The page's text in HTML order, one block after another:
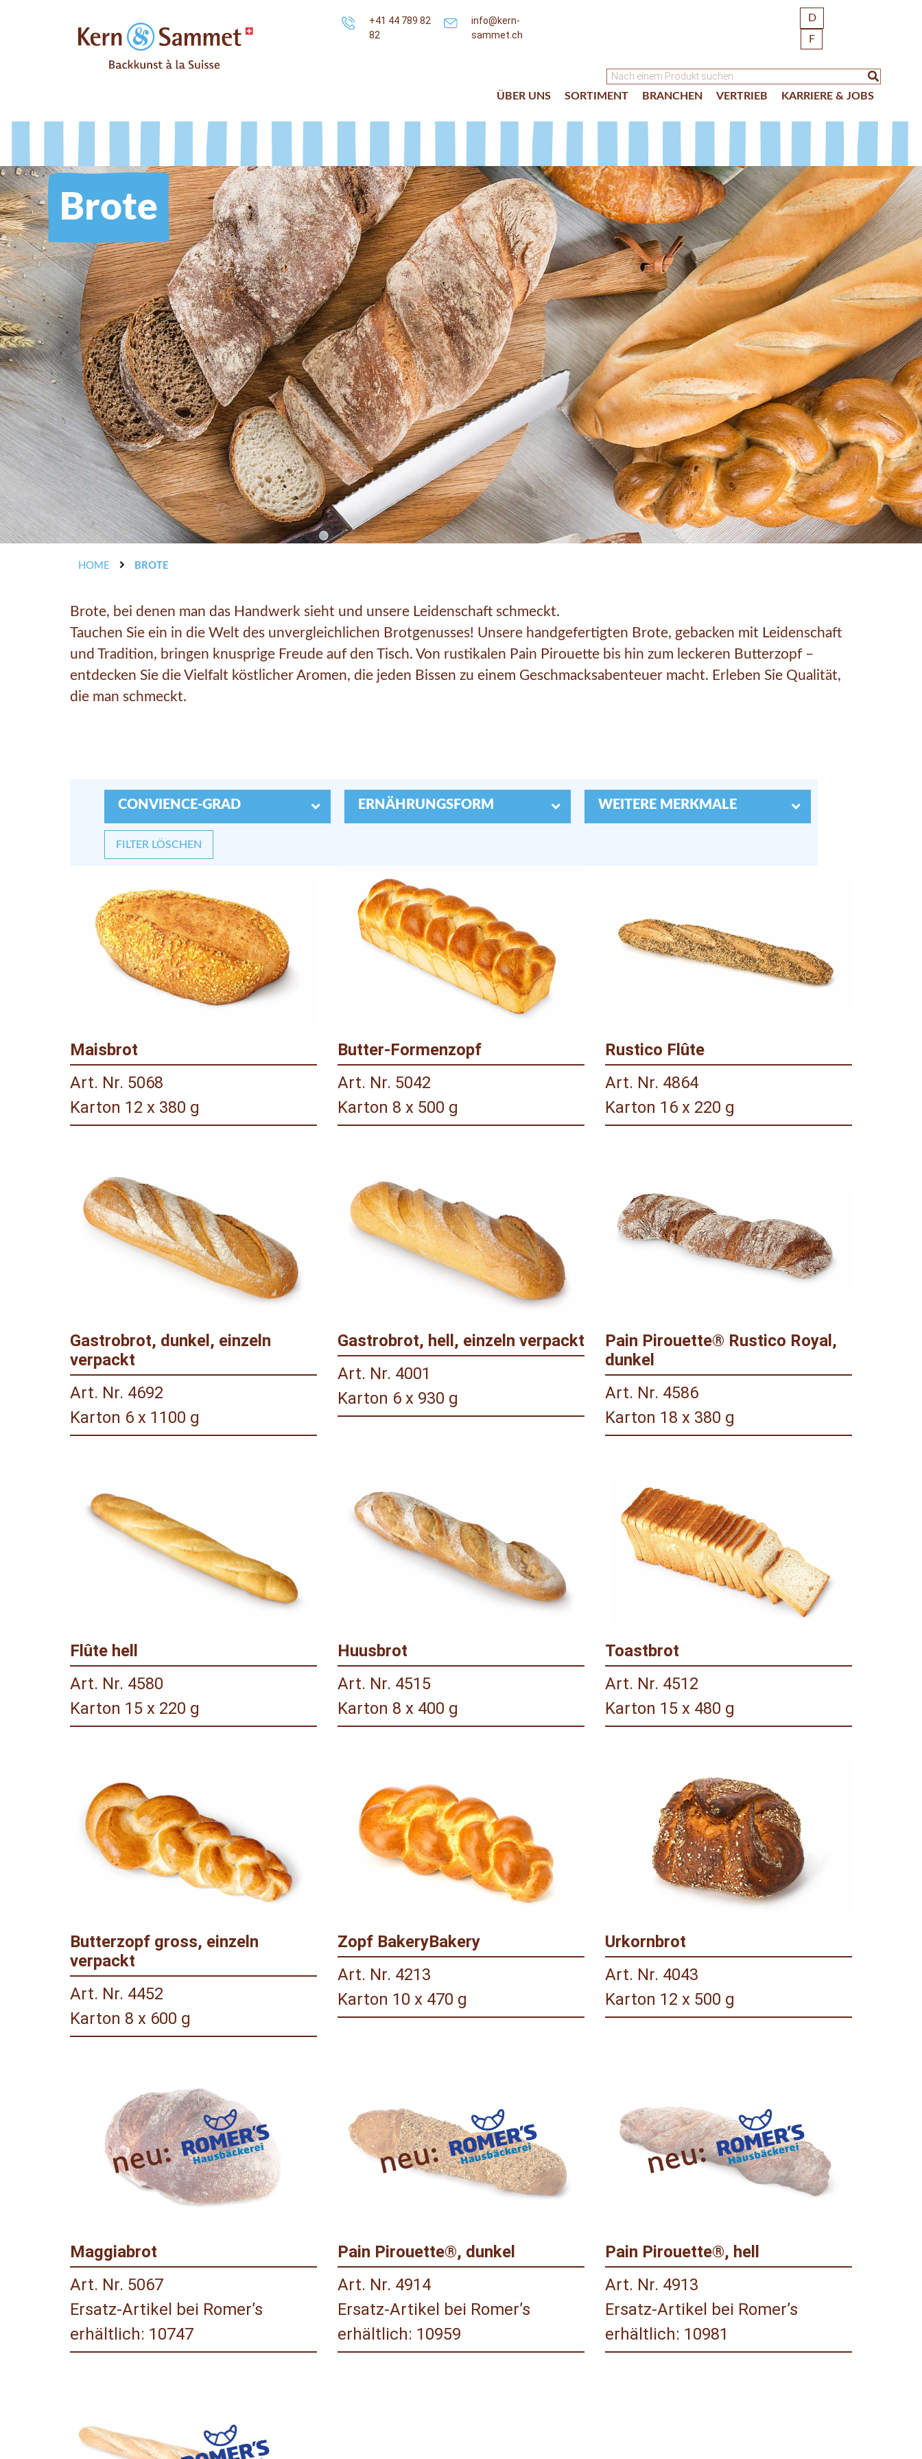
+41 44 789 82
82
info@kern-
sammet.ch
D
F
ÜBER UNS SORTIMENT BRANCHEN VERTRIEB KARRIERE & JOBS
Brote
HOME BROTE
Brote, bei denen man das Handwerk sieht und unsere Leidenschaft schmeckt.
Tauchen Sie ein in die Welt des unvergleichlichen Brotgenusses! Unsere handgefertigten Brote, gebacken mit Leidenschaft
und Tradition, bringen knusprige Freude auf den Tisch. Von rustikalen Pain Pirouette bis hin zum leckeren Butterzopf –
entdecken Sie die Vielfalt köstlicher Aromen, die jeden Bissen zu einem Geschmacksabenteuer macht. Erleben Sie Qualität,
die man schmeckt.
CONVIENCE-GRAD  ERNÄHRUNGSFORM  WEITERE MERKMALE 
Maisbrot
Art. Nr. 5068
Karton 12 x 380 g
Butter-Formenzopf
Art. Nr. 5042
Karton 8 x 500 g
Rustico Flûte
Art. Nr. 4864
Karton 16 x 220 g
Gastrobrot, dunkel, einzeln
verpackt
Art. Nr. 4692
Karton 6 x 1100 g
Gastrobrot, hell, einzeln verpackt
Art. Nr. 4001
Karton 6 x 930 g
Pain Pirouette® Rustico Royal,
dunkel
Art. Nr. 4586
Karton 18 x 380 g
Flûte hell
Art. Nr. 4580
Karton 15 x 220 g
Huusbrot
Art. Nr. 4515
Karton 8 x 400 g
Toastbrot
Art. Nr. 4512
Karton 15 x 480 g
Butterzopf gross, einzeln
verpackt
Art. Nr. 4452
Karton 8 x 600 g
Zopf BakeryBakery
Art. Nr. 4213
Karton 10 x 470 g
Urkornbrot
Art. Nr. 4043
Karton 12 x 500 g
Maggiabrot
Art. Nr. 5067
Ersatz-Artikel bei Romer’s
erhältlich: 10747
Pain Pirouette®, dunkel
Art. Nr. 4914
Ersatz-Artikel bei Romer’s
erhältlich: 10959
Pain Pirouette®, hell
Art. Nr. 4913
Ersatz-Artikel bei Romer’s
erhältlich: 10981